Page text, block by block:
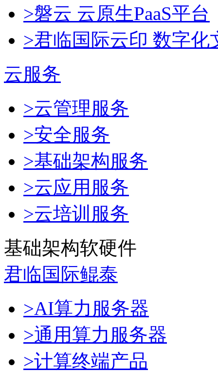
>磐云 云原生PaaS平台
>君临国际云印 数字化
云服务
>云管理服务
>安全服务
>基础架构服务
>云应用服务
>云培训服务
基础架构软硬件
君临国际鲲泰
>AI算力服务器
>通用算力服务器
>计算终端产品